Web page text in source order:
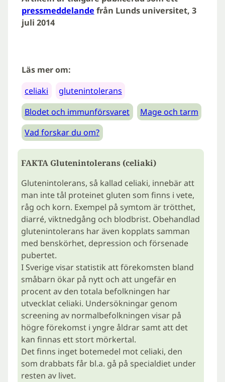
pressmeddelande från Lunds universitet, 3
juli 2014
Läs mer om:
celiaki
glutenintolerans
Blodet och immunförsvaret
Mage och tarm
Vad forskar du om?
FAKTA Glutenintolerans (celiaki)
Glutenintolerans, så kallad celiaki, innebär att
man inte tål proteinet gluten som finns i vete,
råg och korn. Exempel på symtom är trötthet,
diarré, viktnedgång och blodbrist. Obehandlad
glutenintolerans har även kopplats samman
med benskörhet, depression och försenade
pubertet.
I Sverige visar statistik att förekomsten bland
småbarn ökar på nytt och att ungefär en
procent av den totala befolkningen har
utvecklat celiaki. Undersökningar genom
screening av normalbefolkningen visar på
högre förekomst i yngre åldrar samt att det
kan finnas ett stort mörkertal.
Det finns inget botemedel mot celiaki, den
som drabbats får bl.a. gå på specialdiet under
resten av livet.